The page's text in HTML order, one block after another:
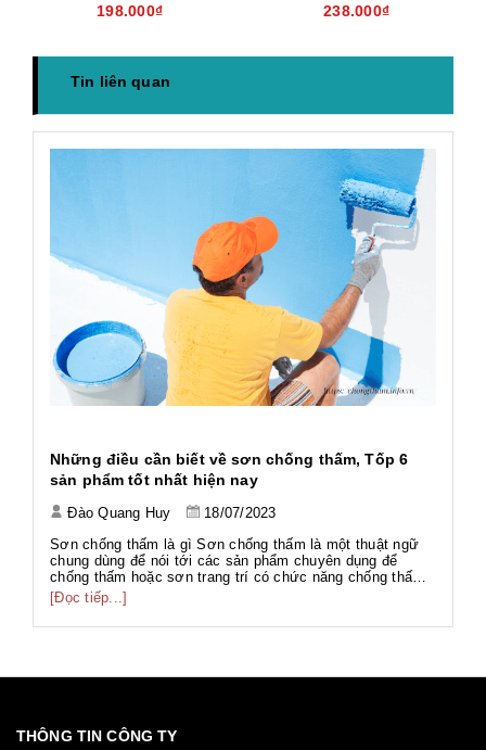
198.000₫ 238.000₫
Tin liên quan
Những điều cần biết về sơn chống thấm, Tốp 6
sản phẩm tốt nhất hiện nay
Đào Quang Huy
18/07/2023
Sơn chống thấm là gì Sơn chống thấm là một thuật ngữ
chung dùng để nói tới các sản phẩm chuyên dụng để
chống thấm hoặc sơn trang trí có chức năng chống thấm.
Với thành phần đa dạng như gốc PU, gốc Acrylic, gốc Xi
măng... phục vụ nhiều hạng mục công trình với nhiều mục
đích khác nhau. Sơn chố...
[Đọc tiếp...]
THÔNG TIN CÔNG TY